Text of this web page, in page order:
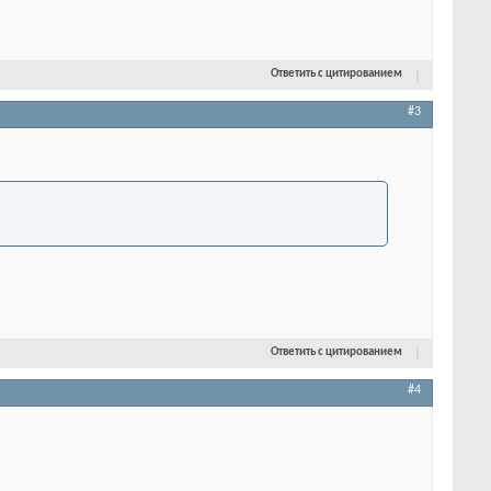
Ответить с цитированием
#3
Ответить с цитированием
#4